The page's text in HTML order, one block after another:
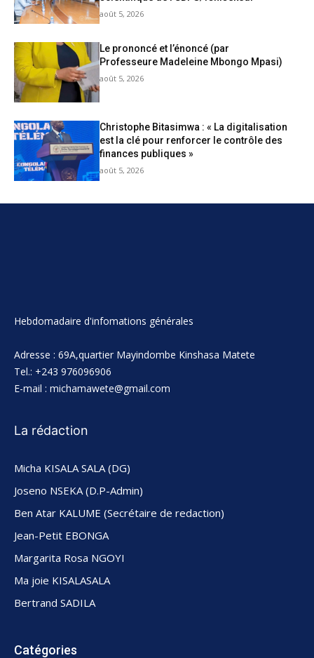
août 5, 2026
Le prononcé et l’énoncé (par
Professeure Madeleine Mbongo Mpasi)
août 5, 2026
Christophe Bitasimwa : « La digitalisation
est la clé pour renforcer le contrôle des
finances publiques »
août 5, 2026
Hebdomadaire d'infomations générales
Adresse : 69A,quartier Mayindombe Kinshasa Matete
Tel.: +243 976096906
E-mail : michamawete@gmail.com
La rédaction
Micha KISALA SALA (DG)
Joseno NSEKA (D.P-Admin)
Ben Atar KALUME (Secrétaire de redaction)
Jean-Petit EBONGA
Margarita Rosa NGOYI
Ma joie KISALASALA
Bertrand SADILA
Catégories